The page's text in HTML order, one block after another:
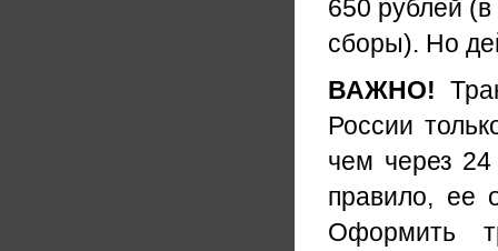
650 рублей
сборы). Но
ВАЖНО!
России
чем через
правило, ее
Оформить